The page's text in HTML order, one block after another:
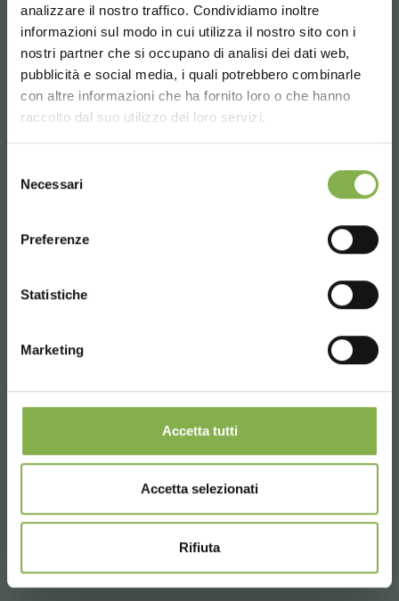
analizzare il nostro traffico. Condividiamo inoltre
informazioni sul modo in cui utilizza il nostro sito con i
nostri partner che si occupano di analisi dei dati web,
pubblicità e social media, i quali potrebbero combinarle
con altre informazioni che ha fornito loro o che hanno
raccolto dal suo utilizzo dei loro servizi.
delNecessari
Preferenze
Statistiche
Marketing
Accetta tutti
Accetta selezionati
Rifiuta
Choose the country you are in and your
language for a better browsing experience
Email
Información requerida
info@orlandelli.it